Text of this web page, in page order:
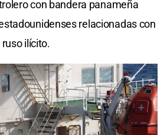
con bandera panameña
relacionadas con
ilícito.